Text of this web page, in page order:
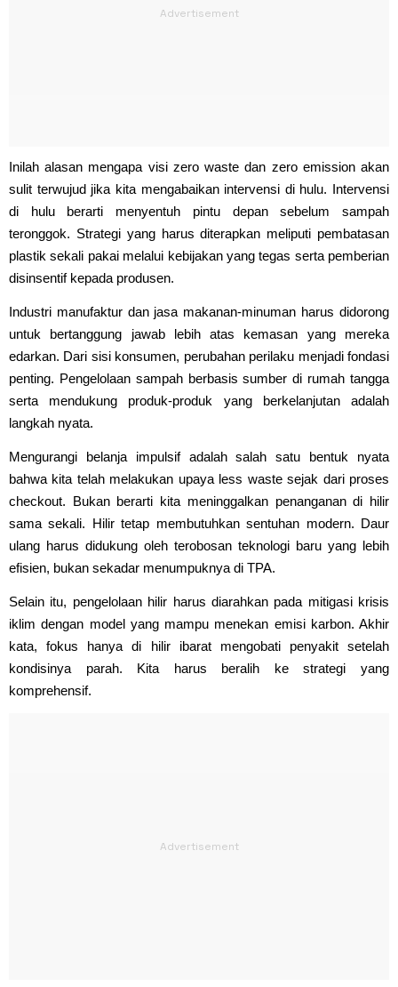
Inilah alasan mengapa visi zero waste dan zero emission akan
sulit terwujud jika kita mengabaikan intervensi di hulu. Intervensi
di hulu berarti menyentuh pintu depan sebelum sampah
teronggok. Strategi yang harus diterapkan meliputi pembatasan
plastik sekali pakai melalui kebijakan yang tegas serta pemberian
disinsentif kepada produsen.
Industri manufaktur dan jasa makanan-minuman harus didorong
untuk bertanggung jawab lebih atas kemasan yang mereka
edarkan. Dari sisi konsumen, perubahan perilaku menjadi fondasi
penting. Pengelolaan sampah berbasis sumber di rumah tangga
serta mendukung produk-produk yang berkelanjutan adalah
langkah nyata.
Mengurangi belanja impulsif adalah salah satu bentuk nyata
bahwa kita telah melakukan upaya less waste sejak dari proses
checkout. Bukan berarti kita meninggalkan penanganan di hilir
sama sekali. Hilir tetap membutuhkan sentuhan modern. Daur
ulang harus didukung oleh terobosan teknologi baru yang lebih
efisien, bukan sekadar menumpuknya di TPA.
Selain itu, pengelolaan hilir harus diarahkan pada mitigasi krisis
iklim dengan model yang mampu menekan emisi karbon. Akhir
kata, fokus hanya di hilir ibarat mengobati penyakit setelah
kondisinya parah. Kita harus beralih ke strategi yang
komprehensif.